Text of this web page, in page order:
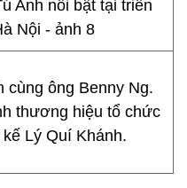
cùng ông Benny Ng.
thương hiệu tổ chức
Lý Quí Khánh.